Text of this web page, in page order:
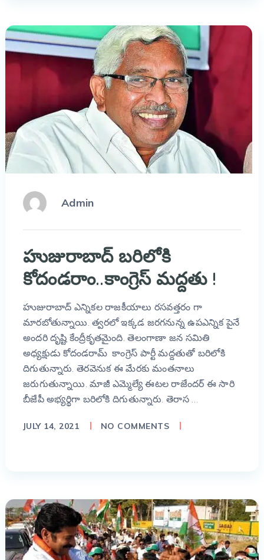
Admin
హుజురాబాద్ బరిలోకి
కోదండరాం..కాంగ్రెస్ మద్దతు !
హుజురాబాద్ ఎన్నికల రాజకీయాలు రసవత్తరం గా
మారబోతున్నాయి. త్వరలో ఇక్కడ జరగనున్న ఉపఎన్నిక పైనే
అందరి దృష్టి కేంద్రీకృతమైంది. తెలంగాణా జన సమితి
అధ్యక్షుడు కోదండరామ్ కాంగ్రెస్ పార్టీ మద్దతుతో బరిలోకి
దిగుతున్నారు. తెరవెనుక ఈ మేరకు మంతనాలు
జరుగుతున్నాయి. మాజీ ఎమ్మెల్యే ఈటల రాజేందర్ ఈ సారి
బీజేపీ అభ్యర్థిగా బరిలోకి దిగుతున్నారు. తెరాస …
JULY 14, 2021 NO COMMENTS